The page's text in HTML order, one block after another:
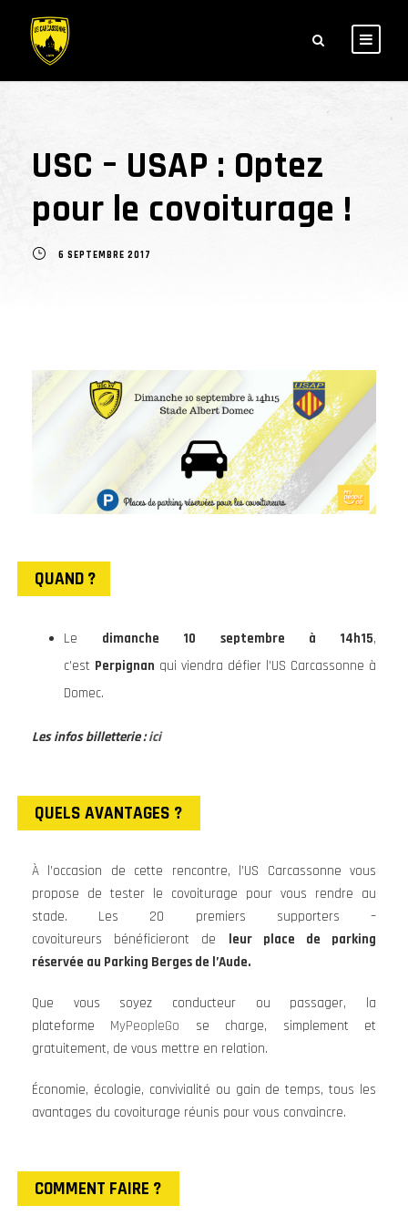
USC – USAP : Optez
pour le covoiturage !
6 SEPTEMBRE 2017
QUAND ?
Le dimanche 10 septembre à 14h15,
c’est Perpignan qui viendra défier l’US Carcassonne à
Domec.
Les infos billetterie :ici
QUELS AVANTAGES ?
À l’occasion de cette rencontre, l’US Carcassonne vous
propose de tester le covoiturage pour vous rendre au
stade. Les 20 premiers supporters –
covoitureurs bénéficieront de leur place de parking
réservée au Parking Berges de l’Aude.
Que vous soyez conducteur ou passager, la
plateforme MyPeopleGo se charge, simplement et
gratuitement, de vous mettre en relation.
Économie, écologie, convivialité ou gain de temps, tous les
avantages du covoiturage réunis pour vous convaincre.
COMMENT FAIRE ?